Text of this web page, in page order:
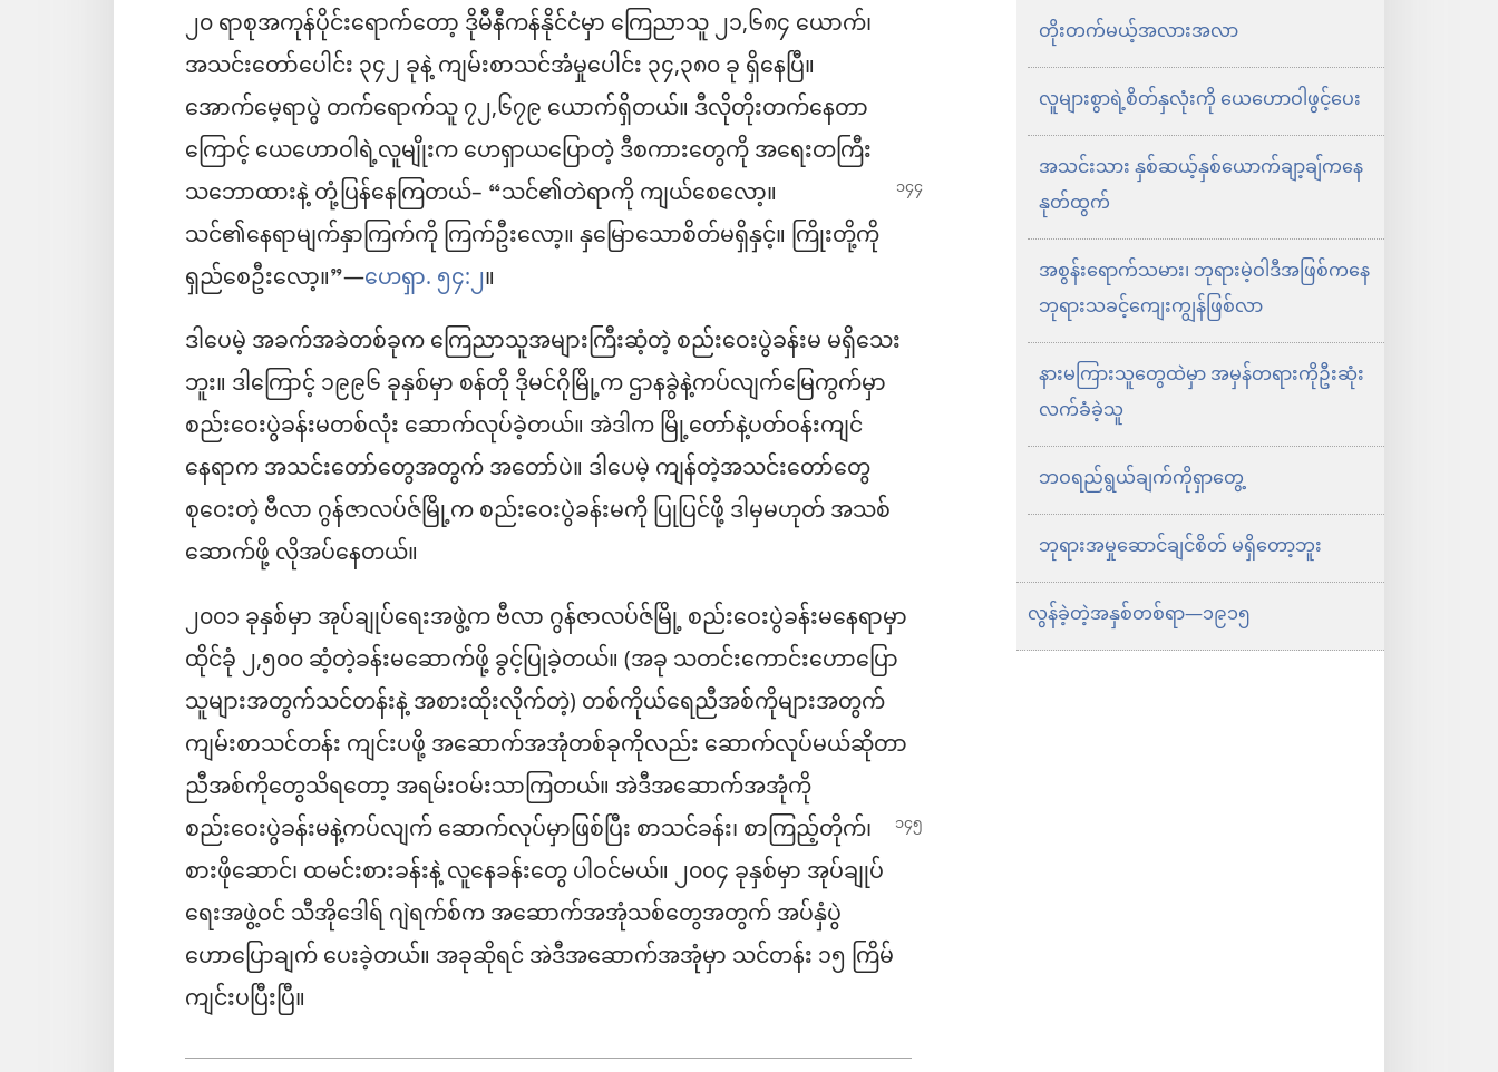
၂၀ ရာစုအကုန်ပိုင်းရောက်တော့ ဒိုမီနီကန်နိုင်ငံမှာ ကြေညာသူ ၂၁,၆၈၄ ယောက်၊
အသင်းတော်ပေါင်း ၃၄၂ ခုနဲ့ ကျမ်းစာသင်အံမှုပေါင်း ၃၄,၃၈၀ ခု ရှိနေပြီ။
အောက်မေ့ရာပွဲ တက်ရောက်သူ ၇၂,၆၇၉ ယောက်ရှိတယ်။ ဒီလိုတိုးတက်နေတာ
ကြောင့် ယေဟောဝါရဲ့လူမျိုးက ဟေရှာယပြောတဲ့ ဒီစကားတွေကို အရေးတကြီး
သဘောထားနဲ့ တုံ့ပြန်နေကြတယ်– “သင်၏တဲရာကိုကျယ်စေလော့။
သင်၏နေရာမျက်နှာကြက်ကို ကြက်ဦးလော့။ နှမြောသောစိတ်မရှိနှင့်။ ကြိုးတို့ကို
ရှည်စေဦးလော့။”—ဟေရှာ. ၅၄:၂။
ဒါပေမဲ့ အခက်အခဲတစ်ခုက ကြေညာသူအများကြီးဆံ့တဲ့ စည်းဝေးပွဲခန်းမ မရှိသေး
ဘူး။ ဒါကြောင့် ၁၉၉၆ ခုနှစ်မှာ စန်တို ဒိုမင်ဂိုမြို့က ဌာနခွဲနဲ့ကပ်လျက်မြေကွက်မှာ
စည်းဝေးပွဲခန်းမတစ်လုံး ဆောက်လုပ်ခဲ့တယ်။ အဲဒါက မြို့တော်နဲ့ပတ်ဝန်းကျင်
နေရာက အသင်းတော်တွေအတွက် အတော်ပဲ။ ဒါပေမဲ့ ကျန်တဲ့အသင်းတော်တွေ
စုဝေးတဲ့ ဗီလာ ဂွန်ဇာလပ်ဇ်မြို့က စည်းဝေးပွဲခန်းမကို ပြုပြင်ဖို့ ဒါမှမဟုတ် အသစ်
ဆောက်ဖို့ လိုအပ်နေတယ်။
၂၀၀၁ ခုနှစ်မှာ အုပ်ချုပ်ရေးအဖွဲ့က ဗီလာ ဂွန်ဇာလပ်ဇ်မြို့ စည်းဝေးပွဲခန်းမနေရာမှာ
ထိုင်ခုံ ၂,၅၀၀ ဆံ့တဲ့ခန်းမဆောက်ဖို့ ခွင့်ပြုခဲ့တယ်။ (အခု သတင်းကောင်းဟောပြော
သူများအတွက်သင်တန်းနဲ့ အစားထိုးလိုက်တဲ့) တစ်ကိုယ်ရေညီအစ်ကိုများအတွက်
ကျမ်းစာသင်တန်း ကျင်းပဖို့ အဆောက်အအုံတစ်ခုကိုလည်း ဆောက်လုပ်မယ်ဆိုတာ
ညီအစ်ကိုတွေသိရတော့ အရမ်းဝမ်းသာကြတယ်။ အဲဒီအဆောက်အအုံကို
စည်းဝေးပွဲခန်းမနဲ့ကပ်လျက်ဆောက်လုပ်မှာဖြစ်ပြီး စာသင်ခန်း၊ စာကြည့်တိုက်၊
စားဖိုဆောင်၊ ထမင်းစားခန်းနဲ့ လူနေခန်းတွေ ပါဝင်မယ်။ ၂၀၀၄ ခုနှစ်မှာ အုပ်ချုပ်
ရေးအဖွဲ့ဝင် သီအိုဒေါရ် ဂျဲရက်စ်က အဆောက်အအုံသစ်တွေအတွက် အပ်နှံပွဲ
ဟောပြောချက် ပေးခဲ့တယ်။ အခုဆိုရင် အဲဒီအဆောက်အအုံမှာ သင်တန်း ၁၅ ကြိမ်
ကျင်းပပြီးပြီ။
တိုးတက်မယ့်အလားအလာ
လူများစွာရဲ့စိတ်နှလုံးကို ယေဟောဝါဖွင့်ပေး
အသင်းသား နှစ်ဆယ့်နှစ်ယောက်ချာ့ချ်ကနေ
နုတ်ထွက်
အစွန်းရောက်သမား၊ ဘုရားမဲ့ဝါဒီအဖြစ်ကနေ
ဘုရားသခင့်ကျေးကျွန်ဖြစ်လာ
နားမကြားသူတွေထဲမှာ အမှန်တရားကိုဦးဆုံး
လက်ခံခဲ့သူ
ဘဝရည်ရွယ်ချက်ကိုရှာတွေ့
ဘုရားအမှုဆောင်ချင်စိတ် မရှိတော့ဘူး
လွန်ခဲ့တဲ့အနှစ်တစ်ရာ​—၁၉၁၅